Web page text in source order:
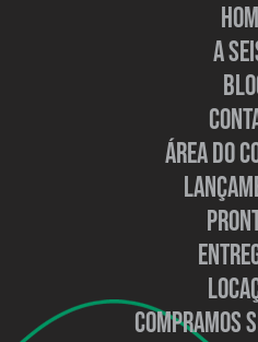
A
ÁREA DO
COMPRAMOS